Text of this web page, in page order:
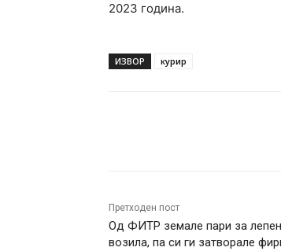
2023 година.
ИЗВОР курир
Претходен пост
Од ФИТР земале пари за
возила, па си ги затворале